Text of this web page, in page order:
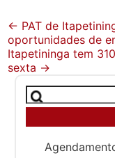
Post
navigation
← PAT de
oportunidades de
Itapetininga tem
sexta →